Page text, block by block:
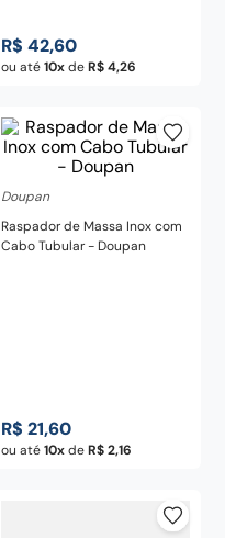
R$ 42,60
ou até10 deR$ 4,26
Doupan
Raspador de Massa Inox com
Cabo Tubular - Doupan
R$ 21,60
ou até10 deR$ 2,16